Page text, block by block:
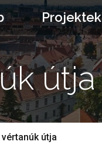
Projektek
útja
útja